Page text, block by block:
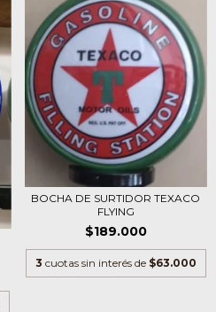
BOCHA DE SURTIDOR TEXACO
FLYING
$189.000
3 cuotas sin interés de $63.000